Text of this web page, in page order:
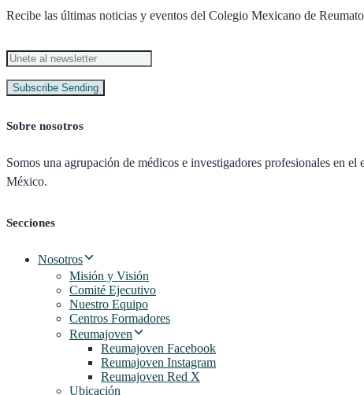
Recibe las últimas noticias y eventos del Colegio Mexicano de
Subscribe Sending
Sobre nosotros
Somos una agrupación de médicos e investigadores profesionales en
México.
Secciones
Nosotros
Misión y Visión
Comité Ejecutivo
Nuestro Equipo
Centros Formadores
Reumajoven
Reumajoven Facebook
Reumajoven Instagram
Reumajoven Red X
Ubicación